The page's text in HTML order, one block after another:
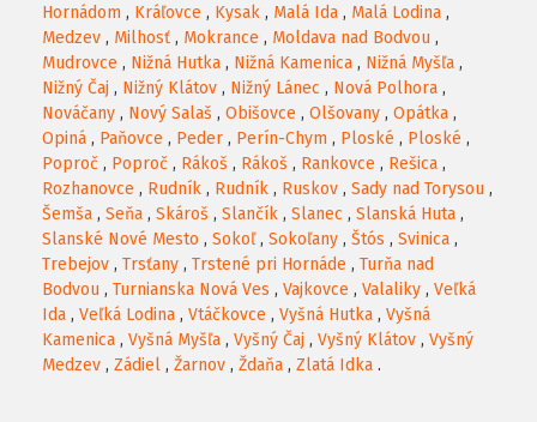
Hornádom , Kráľovce , Kysak , Malá Ida , Malá Lodina ,
Medzev , Milhosť , Mokrance , Moldava nad Bodvou ,
Mudrovce , Nižná Hutka , Nižná Kamenica , Nižná Myšľa ,
Nižný Čaj , Nižný Klátov , Nižný Lánec , Nová Polhora ,
Nováčany , Nový Salaš , Obišovce , Olšovany , Opátka ,
Opiná , Paňovce , Peder , Perín-Chym , Ploské , Ploské ,
Poproč , Poproč , Rákoš , Rákoš , Rankovce , Rešica ,
Rozhanovce , Rudník , Rudník , Ruskov , Sady nad Torysou ,
Šemša , Seňa , Skároš , Slančík , Slanec , Slanská Huta ,
Slanské Nové Mesto , Sokoľ, Sokoľany , Štós , Svinica ,
Trebejov , Trsťany , Trstené pri Hornáde , Turňa nad
Bodvou , Turnianska Nová Ves , Vajkovce , Valaliky , Veľká
Ida , Veľká Lodina , Vtáčkovce , Vyšná Hutka , Vyšná
Kamenica , Vyšná Myšľa , Vyšný Čaj , Vyšný Klátov , Vyšný
Medzev , Zádiel , Žarnov , Ždaňa , Zlatá Idka .